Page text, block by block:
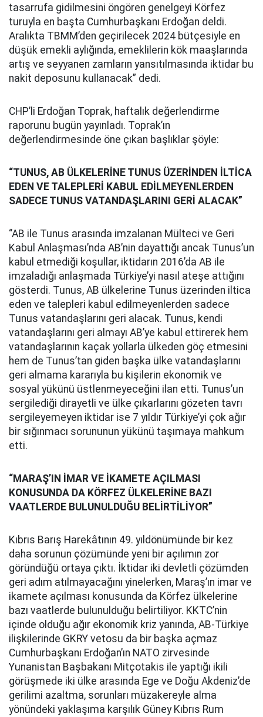
tasarrufa gidilmesini öngören genelgeyi Körfez
turuyla en başta Cumhurbaşkanı Erdoğan deldi.
Aralıkta TBMM’den geçirilecek 2024 bütçesiyle en
düşük emekli aylığında, emeklilerin kök maaşlarında
artış ve seyyanen zamların yansıtılmasında iktidar bu
nakit deposunu kullanacak” dedi.
CHP’li Erdoğan Toprak, haftalık değerlendirme
raporunu bugün yayınladı. Toprak’ın
değerlendirmesinde öne çıkan başlıklar şöyle:
“TUNUS, AB ÜLKELERİNE TUNUS ÜZERİNDEN İLTİCA
EDEN VE TALEPLERİ KABUL EDİLMEYENLERDEN
SADECE TUNUS VATANDAŞLARINI GERİ ALACAK”
“AB ile Tunus arasında imzalanan Mülteci ve Geri
Kabul Anlaşması’nda AB’nin dayattığı ancak Tunus’un
kabul etmediği koşullar, iktidarın 2016’da AB ile
imzaladığı anlaşmada Türkiye’yi nasıl ateşe attığını
gösterdi. Tunus, AB ülkelerine Tunus üzerinden iltica
eden ve talepleri kabul edilmeyenlerden sadece
Tunus vatandaşlarını geri alacak. Tunus, kendi
vatandaşlarını geri almayı AB’ye kabul ettirerek hem
vatandaşlarının kaçak yollarla ülkeden göç etmesini
hem de Tunus’tan giden başka ülke vatandaşlarını
geri almama kararıyla bu kişilerin ekonomik ve
sosyal yükünü üstlenmeyeceğini ilan etti. Tunus’un
sergilediği dirayetli ve ülke çıkarlarını gözeten tavrı
sergileyemeyen iktidar ise 7 yıldır Türkiye’yi çok ağır
bir sığınmacı sorununun yükünü taşımaya mahkum
etti.
“MARAŞ’IN İMAR VE İKAMETE AÇILMASI
KONUSUNDA DA KÖRFEZ ÜLKELERİNE BAZI
VAATLERDE BULUNULDUĞU BELİRTİLİYOR”
Kıbrıs Barış Harekâtının 49. yıldönümünde bir kez
daha sorunun çözümünde yeni bir açılımın zor
göründüğü ortaya çıktı. İktidar iki devletli çözümden
geri adım atılmayacağını yinelerken, Maraş’ın imar ve
ikamete açılması konusunda da Körfez ülkelerine
bazı vaatlerde bulunulduğu belirtiliyor. KKTC’nin
içinde olduğu ağır ekonomik kriz yanında, AB-Türkiye
ilişkilerinde GKRY vetosu da bir başka açmaz
Cumhurbaşkanı Erdoğan’ın NATO zirvesinde
Yunanistan Başbakanı Mitçotakis ile yaptığı ikili
görüşmede iki ülke arasında Ege ve Doğu Akdeniz’de
gerilimi azaltma, sorunları müzakereyle alma
yönündeki yaklaşıma karşılık Güney Kıbrıs Rum